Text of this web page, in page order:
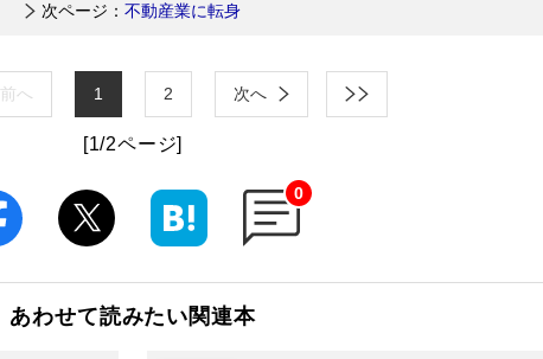
次ページ： 不動産業に転身
前へ 1 2 次へ
[1/2ページ]
0
あわせて読みたい関連本